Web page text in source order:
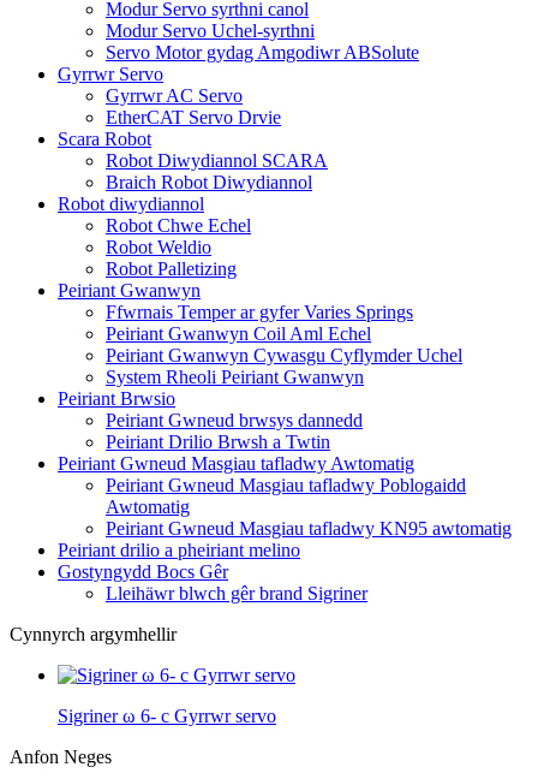
Modur Servo syrthni canol
Modur Servo Uchel-syrthni
Servo Motor gydag Amgodiwr ABSolute
Gyrrwr Servo
Gyrrwr AC Servo
EtherCAT Servo Drvie
Scara Robot
Robot Diwydiannol SCARA
Braich Robot Diwydiannol
Robot diwydiannol
Robot Chwe Echel
Robot Weldio
Robot Palletizing
Peiriant Gwanwyn
Ffwrnais Temper ar gyfer Varies Springs
Peiriant Gwanwyn Coil Aml Echel
Peiriant Gwanwyn Cywasgu Cyflymder Uchel
System Rheoli Peiriant Gwanwyn
Peiriant Brwsio
Peiriant Gwneud brwsys dannedd
Peiriant Drilio Brwsh a Twtin
Peiriant Gwneud Masgiau tafladwy Awtomatig
Peiriant Gwneud Masgiau tafladwy Poblogaidd
Awtomatig
Peiriant Gwneud Masgiau tafladwy KN95 awtomatig
Peiriant drilio a pheiriant melino
Gostyngydd Bocs Gêr
Lleihäwr blwch gêr brand Sigriner
Cynnyrch argymhellir
Sigriner ω 6- c Gyrrwr servo
Anfon Neges